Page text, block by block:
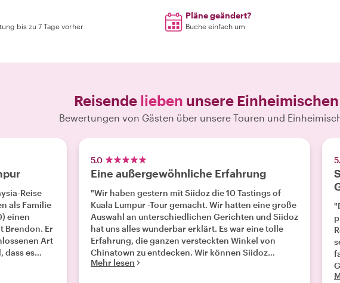
bis zu 7 Tage vorher
Pläne geändert?
Buche einfach um
Reisende lieben unsere Einheimischen
Bewertungen von Gästen über unsere Touren und
Reise
als Familie
einen
Brendon. Er
Art
dass es
Interesse
5.0
Eine außergewöhnliche Erfahrung
"Wir haben gestern mit Siidoz die 10 Tastings of
Kuala Lumpur -Tour gemacht. Wir hatten eine große
Auswahl an unterschiedlichen Gerichten und Siidoz
hat uns alles wunderbar erklärt. Es war eine tolle
Erfahrung, die ganzen versteckten Winkel von
Chinatown zu entdecken. Wir können Siidoz
wärmstens weiter empfehlen."
Mehr lesen